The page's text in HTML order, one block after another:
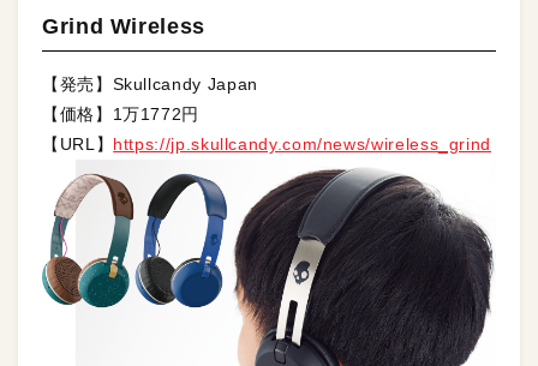
Grind Wireless
【発売】Skullcandy Japan
【価格】1万1772円
【URL】 https://jp.skullcandy.com/news/wireless_grind